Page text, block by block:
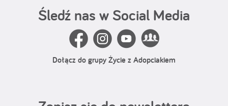
Śledź nas w Social Media
Dołącz do grupy Życie z Adopciakiem